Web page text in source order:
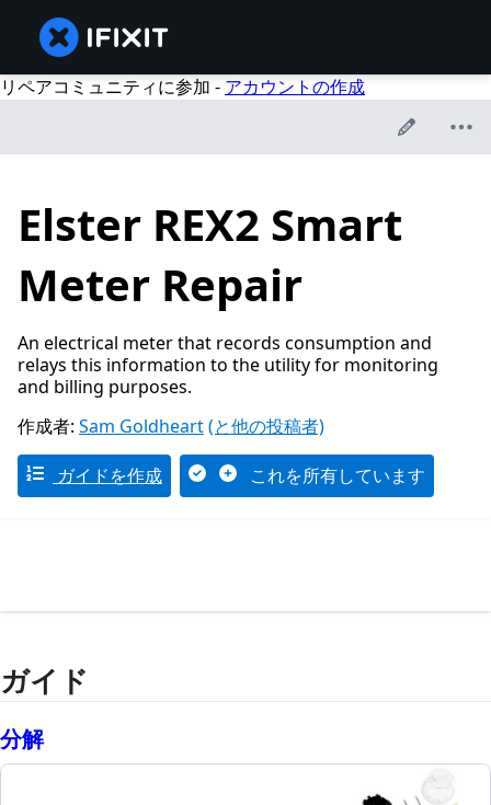
リペアコミュニティに参加 - アカウントの作成
Elster REX2 Smart
Meter Repair
An electrical meter that records consumption and
relays this information to the utility for monitoring
and billing purposes.
作成者: Sam Goldheart(と他の投稿者)
ガイドを作成 これを所有しています
ガイド
分解